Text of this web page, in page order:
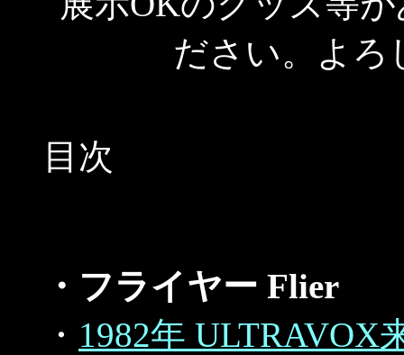
ださい。よろ
目次
・フライヤー Flier
・ 1982年 ULTRAVOX